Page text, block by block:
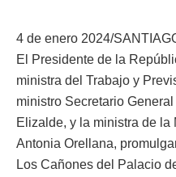
4 de enero 2024/
El Presidente de la
ministra del Trabajo y
ministro Secretario
Elizalde, y la ministra de la
Antonia Orellana,
Los Cañones del Palacio